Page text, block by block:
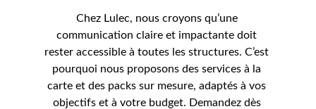
Chez Lulec, nous croyons qu’une
communication claire et impactante doit
rester accessible à toutes les structures. C’est
pourquoi nous proposons des services à la
carte et des packs sur mesure, adaptés à vos
objectifs et à votre budget. Demandez dès